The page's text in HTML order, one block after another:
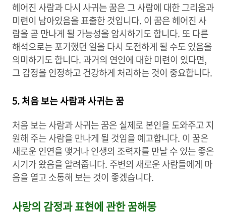
헤어진 사람과 다시 사귀는 꿈은 그 사람에 대한 그리움과
미련이 남아있음을 표출한 것입니다. 이 꿈은 헤어진 사
람을 곧 만나게 될 가능성을 암시하기도 합니다. 또 다른
해석으로는 포기했던 일을 다시 도전하게 될 수도 있음을
의미하기도 합니다. 과거의 연인에 대한 미련이 있다면,
그 감정을 인정하고 건강하게 처리하는 것이 중요합니다.
5. 처음 보는 사람과 사귀는 꿈
처음 보는 사람과 사귀는 꿈은 실제로 본인을 도와주고 지
원해 주는 사람을 만나게 될 것임을 예고합니다. 이 꿈은
새로운 인연을 맺거나 인생의 조력자를 만날 수 있는 좋은
시기가 왔음을 알려줍니다. 주변의 새로운 사람들에게 마
음을 열고 소통해 보는 것이 좋겠습니다.
사랑의 감정과 표현에 관한 꿈해몽